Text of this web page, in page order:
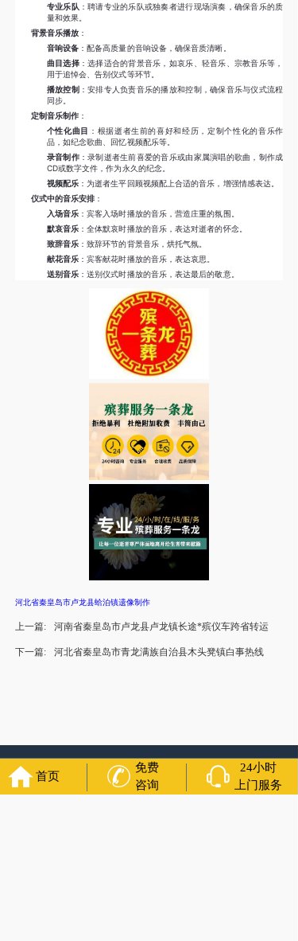
专业乐队 ：聘请专业的乐队或独奏者进行现场演奏，确保音乐的质
量和效果。
背景音乐播放 ：
音响设备 ：配备高质量的音响设备，确保音质清晰。
曲目选择：选择适合的背景音乐，如哀乐、轻音乐、宗教音乐等，
用于追悼会、告别仪式等环节。
播放控制：安排专人负责音乐的播放和控制，确保音乐与仪式流程
同步。
定制音乐制作 ：
个性化曲目 ：根据逝者生前的喜好和经历，定制个性化的音乐作
品，如纪念歌曲、回忆视频配乐等。
录音制作：录制逝者生前喜爱的音乐或由家属演唱的歌曲，制作成
CD或数字文件，作为永久的纪念。
视频配乐 ：为逝者生平回顾视频配上合适的音乐，增强情感表达。
仪式中的音乐安排 ：
入场音乐 ：宾客入场时播放的音乐，营造庄重的氛围。
默哀音乐 ：全体默哀时播放的音乐，表达对逝者的怀念。
致辞音乐 ：致辞环节的背景音乐，烘托气氛。
献花音乐 ：宾客献花时播放的音乐，表达哀思。
送别音乐 ：送别仪式时播放的音乐，表达最后的敬意。
河北省秦皇岛市卢龙县蛤泊镇遗像制作
上一篇: 河南省秦皇岛市卢龙县卢龙镇长途*殡仪车跨省转运
下一篇: 河北省秦皇岛市青龙满族自治县木头凳镇白事热线
友情链接： 苏州丧葬公司 石家庄殡葬一条龙长沙殡
葬服务公司
南昌青山湖白事公司 呼和浩特灵车出租公司哈尔
首页
免费
咨询
24小时
上门服务